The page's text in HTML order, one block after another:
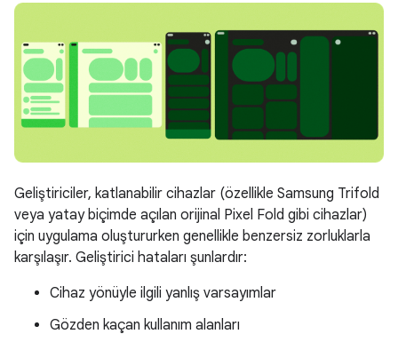
Geliştiriciler, katlanabilir cihazlar (özellikle Samsung Trifold
veya yatay biçimde açılan orijinal Pixel Fold gibi cihazlar)
için uygulama oluştururken genellikle benzersiz zorluklarla
karşılaşır. Geliştirici hataları şunlardır:
Cihaz yönüyle ilgili yanlış varsayımlar
Gözden kaçan kullanım alanları